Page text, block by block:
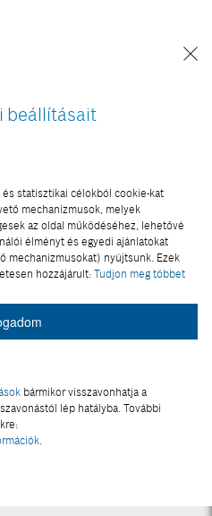
szemléletes
élethelyzeteket
életben bármikor
beállításait
statisztikai célokból cookie-kat
mechanizmusok, melyek
az oldal működéséhez, lehetővé
élményt és egyedi ajánlatokat
mechanizmusokat) nyújtsunk. Ezek
hozzájárult: Tudjon meg többet
bármikor visszavonhatja a
lép hatályba. További
.